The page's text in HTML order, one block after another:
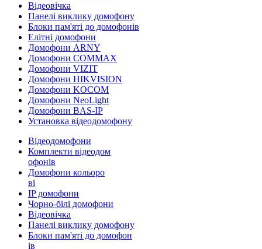
Відеовічка
Панелі виклику домофону
Блоки пам'яті до домофонів
Елітні домофони
Домофони ARNY
Домофони COMMAX
Домофони VIZIT
Домофони HIKVISION
Домофони KOCOM
Домофони NeoLight
Домофони BAS-IP
Установка відеодомофону
Відеодомофони
Комплекти відеодом
офонів
Домофони кольоро
ві
IP домофони
Чорно-білі домофони
Відеовічка
Панелі виклику домофону
Блоки пам'яті до домофон
ів